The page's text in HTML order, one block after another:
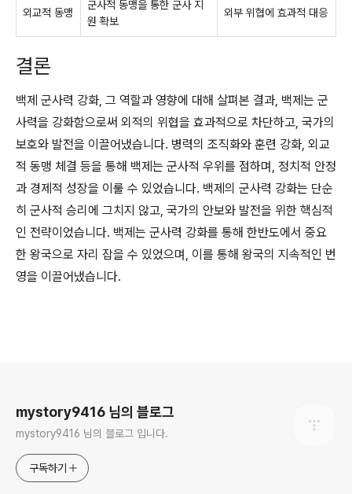
외교적 동맹
군사적 동맹을 통한 군사 지
원 확보
외부 위협에 효과적 대응
결론
백제 군사력 강화, 그 역할과 영향에 대해 살펴본 결과, 백제는 군
사력을 강화함으로써 외적의 위협을 효과적으로 차단하고, 국가의
보호와 발전을 이끌어냈습니다. 병력의 조직화와 훈련 강화, 외교
적 동맹 체결 등을 통해 백제는 군사적 우위를 점하며, 정치적 안정
과 경제적 성장을 이룰 수 있었습니다. 백제의 군사력 강화는 단순
히 군사적 승리에 그치지 않고, 국가의 안보와 발전을 위한 핵심적
인 전략이었습니다. 백제는 군사력 강화를 통해 한반도에서 중요
한 왕국으로 자리 잡을 수 있었으며, 이를 통해 왕국의 지속적인 번
영을 이끌어냈습니다.
mystory9416 님의 블로그
mystory9416 님의 블로그 입니다.
구독하기